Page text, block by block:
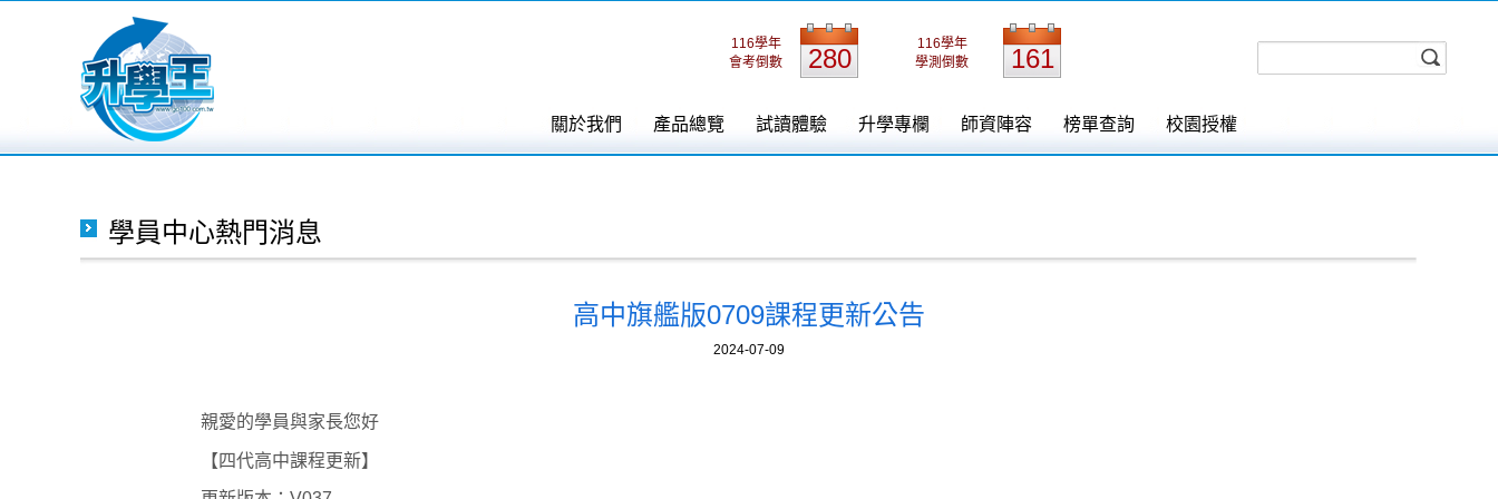
關於我們 產品總覽 試讀體驗 升學專欄 師資陣容 榜單查詢 校園授權
116學年
會考倒數
280
116學年
學測倒數
161
學員中心熱門消息
高中旗艦版0709課程更新公告
2024-07-09
親愛的學員與家長您好
【四代高中課程更新】